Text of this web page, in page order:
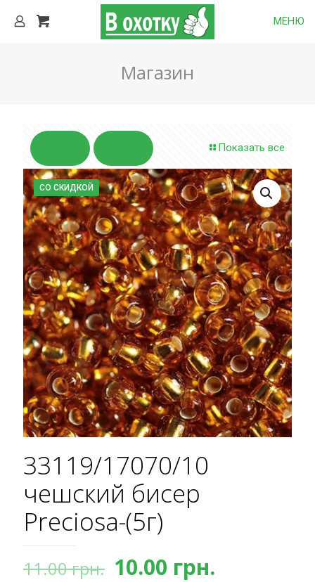
МЕНЮ
Магазин
Показать все
СО СКИДКОЙ
33119/17070/10
чешский бисер
Preciosa-(5г)
11.00грн. Первоначальная
10.00 грн.